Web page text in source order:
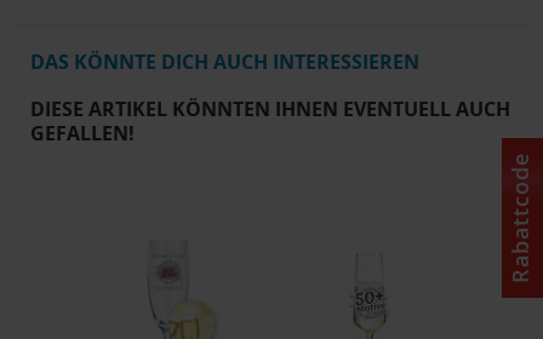
DAS KÖNNTE DICH AUCH INTERESSIEREN
DIESE ARTIKEL KÖNNTEN IHNEN EVENTUELL AUCH
GEFALLEN!
Rabattcode